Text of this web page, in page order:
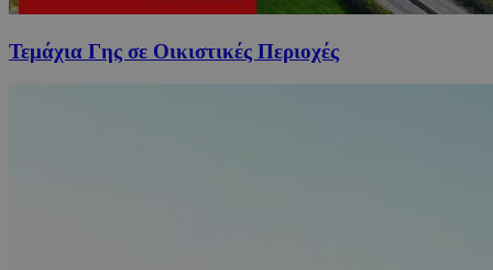
Τεμάχια Γης σε Οικιστικές Περιοχές